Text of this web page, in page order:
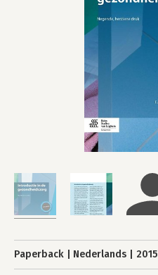
Paperback Nederlands 2015